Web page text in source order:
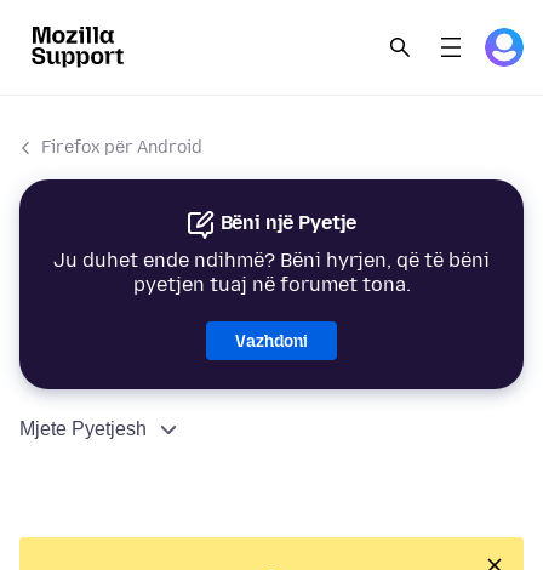
Firefox për Android
Bëni një Pyetje
Ju duhet ende ndihmë? Bëni hyrjen, që të bëni
pyetjen tuaj në forumet tona.
Vazhdoni
Mjete Pyetjesh